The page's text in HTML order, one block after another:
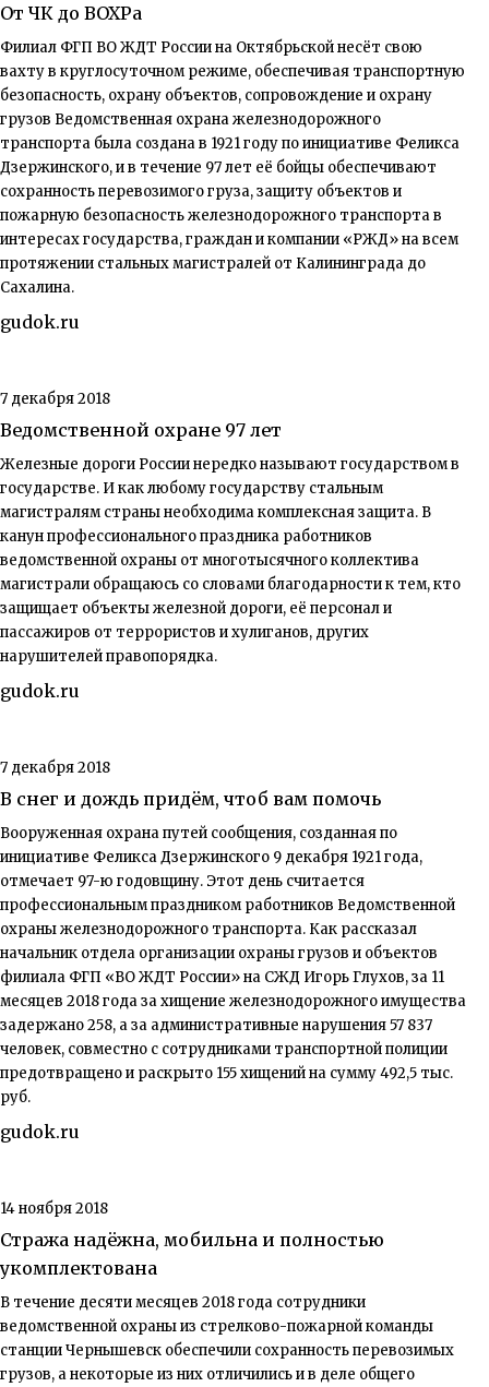
От ЧК до ВОХРа
Филиал ФГП ВО ЖДТ России на Октябрьской несёт свою
вахту в круглосуточном режиме, обеспечивая транспортную
безопасность, охрану объектов, сопровождение и охрану
грузов Ведомственная охрана железнодорожного
транспорта была создана в 1921 году по инициа­тиве Феликса
Дзержинского, и в течение 97 лет её бойцы обеспечивают
сохранность перевозимого груза, защиту объектов и
пожарную безопасность железнодорожного транспорта в
интересах государства, граждан и компании «РЖД» на всем
протяжении стальных магистралей от Калининграда до
Сахалина.
gudok.ru
7 декабря 2018
Ведомственной охране 97 лет
Железные дороги России нередко называют государством в
государстве. И как любому государству стальным
магистралям страны необходима комплексная защита. В
канун профессионального праздника работников
ведомственной охраны от многотысячного коллектива
магистрали обращаюсь со словами благодарности к тем, кто
защищает объекты железной дороги, её персонал и
пассажиров от террористов и хулиганов, других
нарушителей правопорядка.
gudok.ru
7 декабря 2018
В снег и дождь придём, чтоб вам помочь
Вооруженная охрана путей сообщения, созданная по
инициативе Феликса Дзержинского 9 декабря 1921 года,
отмечает 97-ю годовщину. Этот день считается
профессиональным праздником работников Ведомственной
охраны железнодорожного транспорта. Как рассказал
начальник отдела организации охраны грузов и объектов
филиала ФГП «ВО ЖДТ России» на СЖД Игорь Глухов, за 11
месяцев 2018 года за хищение железнодорожного имущества
задержано 258, а за административные нарушения 57 837
человек, совместно с сотрудниками транспортной полиции
предотвращено и раскрыто 155 хищений на сумму 492,5 тыс.
руб.
gudok.ru
14 ноября 2018
Стража надёжна, мобильна и полностью
укомплектована
В течение десяти месяцев 2018 года сотрудники
ведомственной охраны из стрелково-пожарной команды
станции Чернышевск обеспечили сохранность перевозимых
грузов, а некоторые из них отличились и в деле общего